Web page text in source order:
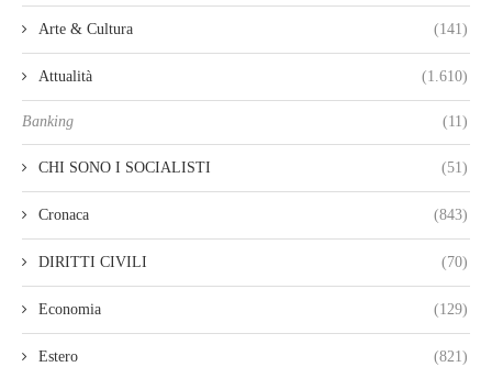
Arte & Cultura (141)
Attualità (1.610)
Banking (11)
CHI SONO I SOCIALISTI (51)
Cronaca (843)
DIRITTI CIVILI (70)
Economia (129)
Estero (821)